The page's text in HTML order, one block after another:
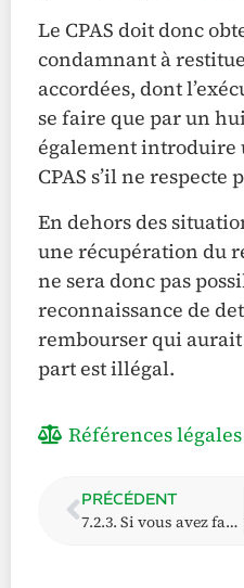
Le CPAS doit donc
condamnant à
accordées, dont
se faire que par un
également introduire
CPAS s’il ne respecte
En dehors des
une récupération du
ne sera donc pas
reconnaissance de
rembourser qui
part est illégal.
Références
PRÉCÉDENT
7.2.3. Si vous avez fait une omission ou des déclarations inexactes ou incomplètes sur votre situation et que cela a un impact sur les conditions d’octroi du revenu d’intégration